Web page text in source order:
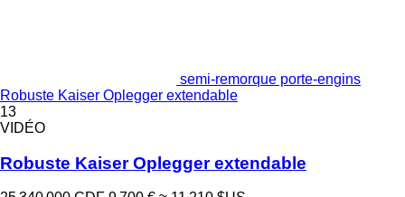
semi-remorque porte-engins
Robuste Kaiser Oplegger extendable
13
VIDÉO
Robuste Kaiser Oplegger extendable